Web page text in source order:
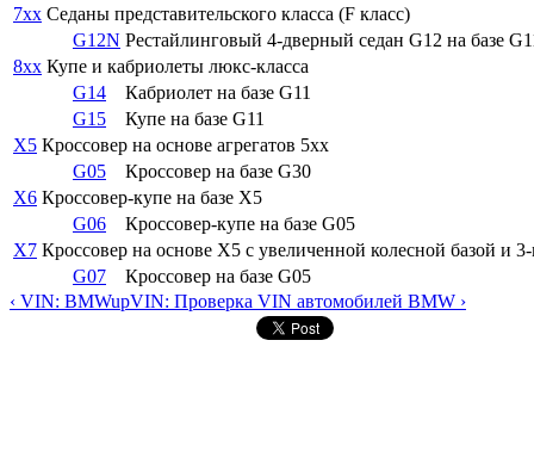
7xx Седаны представительского класса (F класс)
G12N Рестайлинговый 4-дверный седан G12 на базе
8xx Купе и кабриолеты люкс-класса
G14
Кабриолет на базе G11
G15
Купе на базе G11
X5 Кроссовер на основе агрегатов 5xx
G05
Кроссовер на базе G30
X6 Кроссовер-купе на базе X5
G06
Кроссовер-купе на базе G05
X7 Кроссовер на основе X5 с увеличенной колесной базой и
G07
Кроссовер на базе G05
‹ VIN: BMWupVIN: Проверка VIN автомобилей BMW ›